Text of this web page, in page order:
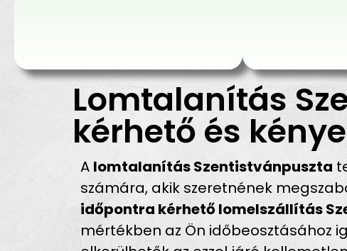
Lomtalanítás
kérhető és
A lomtalanítás Szentistvánpuszta
számára, akik szeretnének
időpontra kérhető lomelszállítás
mértékben az Ön időbeosztásához